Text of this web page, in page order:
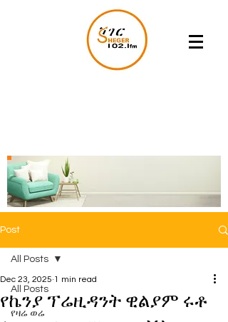
Post
All Posts
የዛሬ ወሬ
All Posts
የኬንያ ፕሬዚዳንት ዊልያም ሩቶ
Dec 23, 2025 1 min read